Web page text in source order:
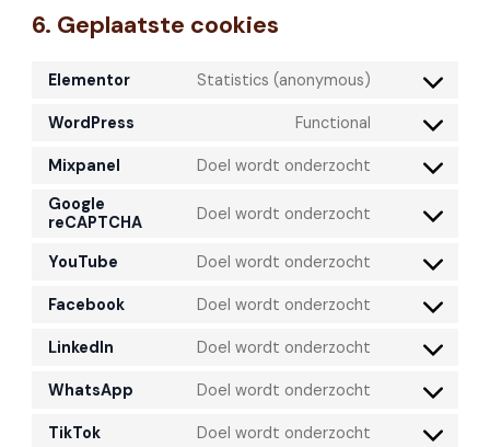
6. Geplaatste cookies
Elementor Statistics (anonymous)
WordPress Functional
Mixpanel
Doel wordt onderzocht
Google
reCAPTCHA
Doel wordt onderzocht
YouTube Doel wordt onderzocht
Facebook Doel wordt onderzocht
LinkedIn Doel wordt onderzocht
WhatsApp Doel wordt onderzocht
TikTok Doel wordt onderzocht